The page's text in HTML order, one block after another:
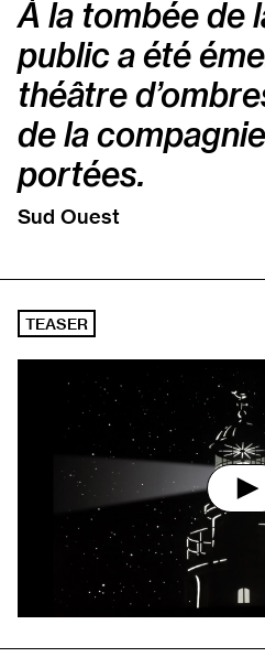
À la tombée de
public a été
théâtre
de la
portées.
Sud Ouest
TEASER